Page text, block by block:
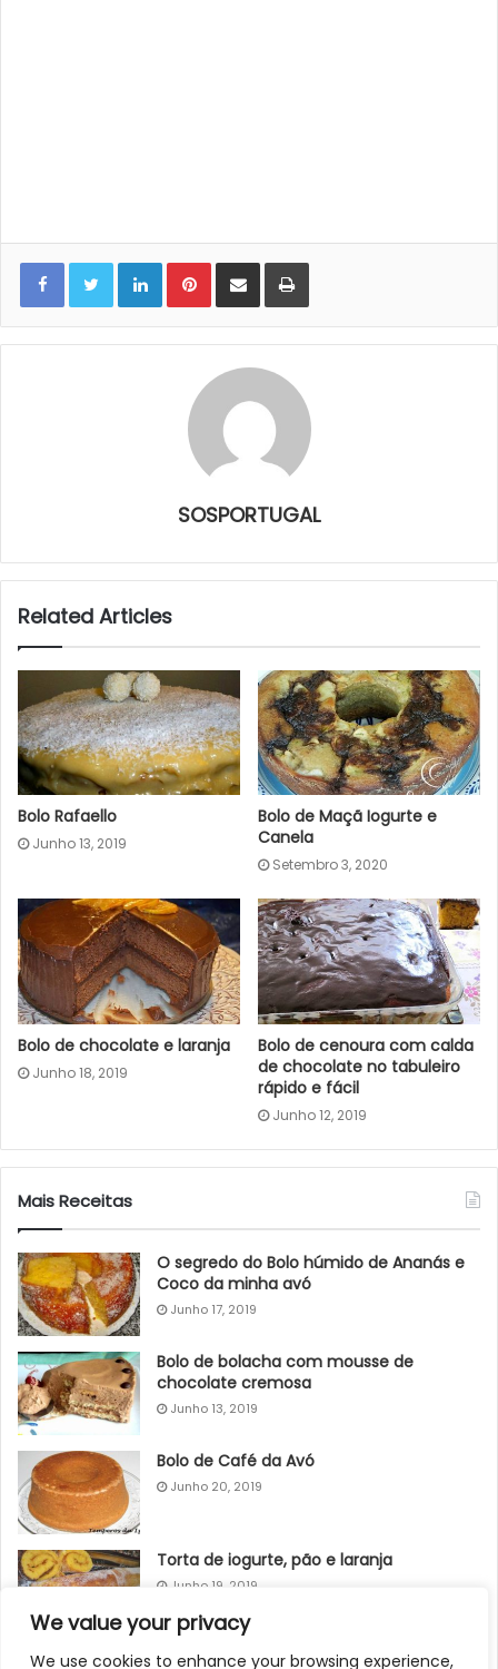
We value your privacy
We use cookies to enhance your browsing experience,
LinkedInPinterestShare via Email Print
SOSPORTUGAL
Related Articles
Bolo Rafaello
Junho 13, 2019
Bolo de Maçã Iogurte e
Canela
Setembro 3, 2020
Bolo de chocolate e laranja
Junho 18, 2019
Bolo de cenoura com calda
de chocolate no tabuleiro
rápido e fácil
Junho 12, 2019
Mais Receitas
O segredo do Bolo húmido de Ananás e
Coco da minha avó
Junho 17, 2019
Bolo de bolacha com mousse de
chocolate cremosa
Junho 13, 2019
Bolo de Café da Avó
Junho 20, 2019
Torta de iogurte, pão e laranja
Junho 19, 2019
Cheesecake de Chocolate no forno